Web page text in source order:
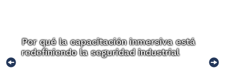
Por qué la capacitación inmersiva está
redefiniendo la seguridad industrial